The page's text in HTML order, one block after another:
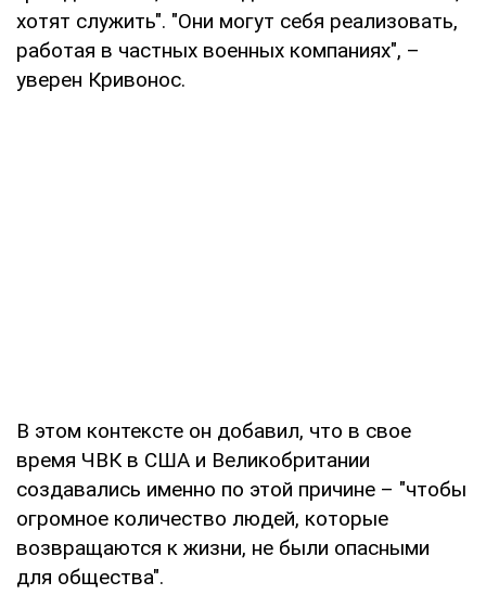
хотят служить". "Они могут себя реализовать,
работая в частных военных компаниях", –
уверен Кривонос.
В этом контексте он добавил, что в свое
время ЧВК в США и Великобритании
создавались именно по этой причине – "чтобы
огромное количество людей, которые
возвращаются к жизни, не были опасными
для общества".